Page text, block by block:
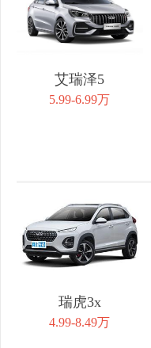
艾瑞泽5
5.99-6.99万
瑞虎3x
4.99-8.49万